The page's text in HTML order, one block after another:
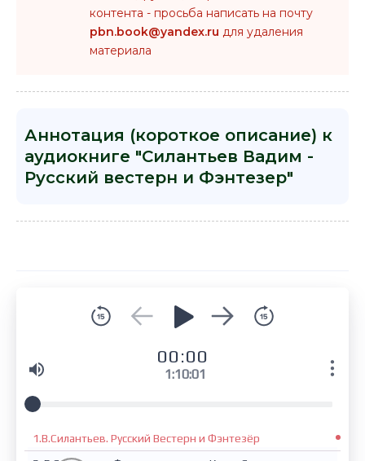
контента - просьба написать на почту
pbn.book@yandex.ru для удаления
материала
Аннотация (короткое описание) к
аудиокниге "Силантьев Вадим -
Русский вестерн и Фэнтезер"
00:00
1:10:01
1.В.Силантьев. Русский Вестерн и Фэнтезёр